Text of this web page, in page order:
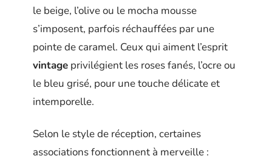
le beige, l’olive ou le mocha mousse
s’imposent, parfois réchauffées par une
pointe de caramel. Ceux qui aiment l’esprit
vintage privilégient les roses fanés, l’ocre ou
le bleu grisé, pour une touche délicate et
intemporelle.
Selon le style de réception, certaines
associations fonctionnent à merveille :